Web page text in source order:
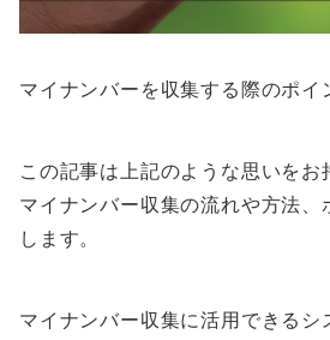
マイナンバーを収集する際のポイ
この記事は上記のような思いをお
マイナンバー収集の流れや方法、
します。
マイナンバー収集に活用できるシ